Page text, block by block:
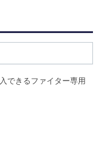
できるファイター専用